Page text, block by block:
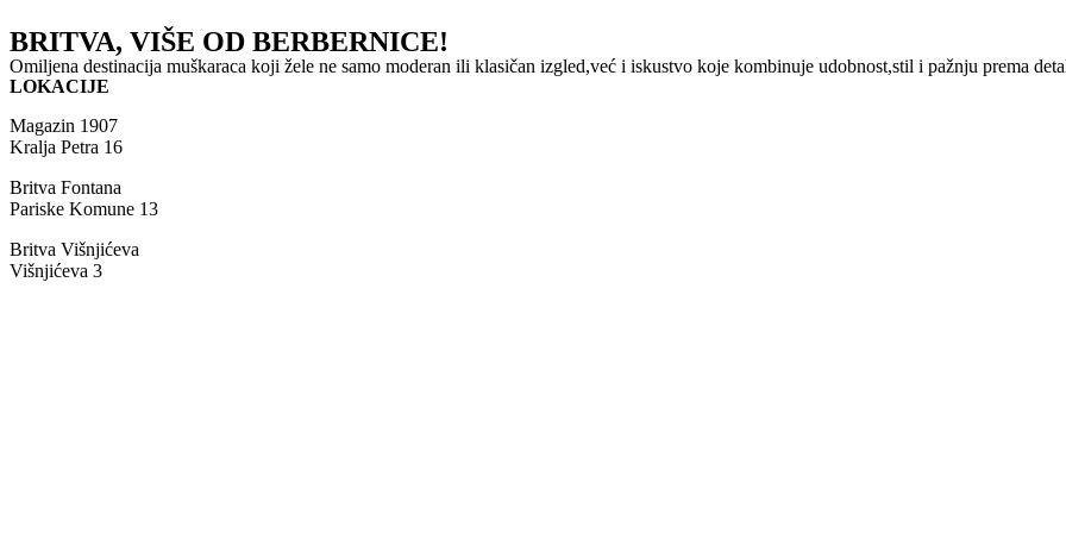
BRITVA, VIŠE OD BERBERNICE!
Omiljena destinacija muškaraca koji žele ne samo moderan ili klasičan izgled,već i iskustvo koje kombinuje udobnost,stil i pažnju prema
LOKACIJE
Magazin 1907
Kralja Petra 16
Britva Fontana
Pariske Komune 13
Britva Višnjićeva
Višnjićeva 3